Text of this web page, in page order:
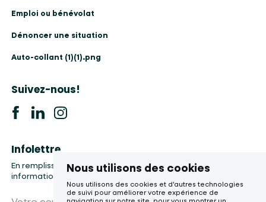
Nous utilisons des cookies
Nous utilisons des cookies et d'autres technologies
de suivi pour améliorer votre expérience de
Emploi ou bénévolat
Dénoncer une situation
Auto-collant (1)(1).png
Suivez-nous!
Infolettre
En remplissant le formulaire, vous accepter la collecte de vos
informations, etc.
Votre courriel